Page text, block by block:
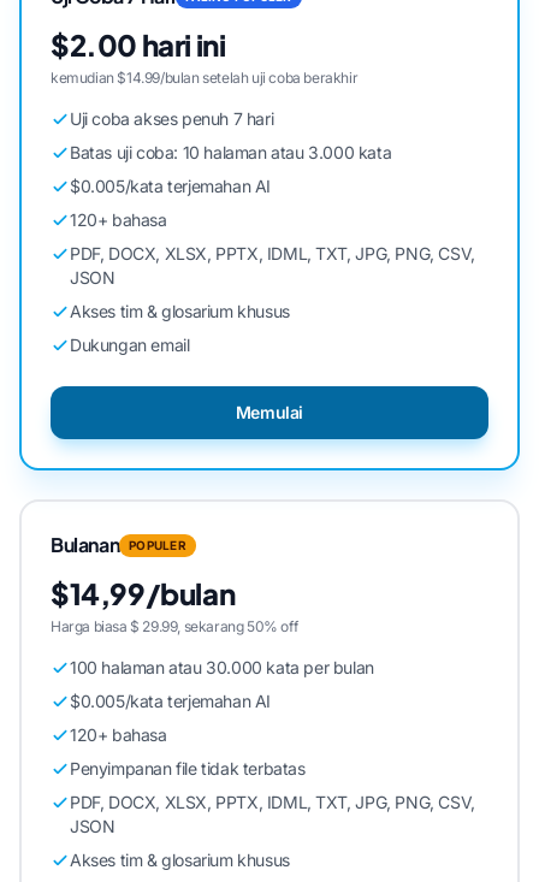
$2.00 hari ini
kemudian $14.99/bulan setelah uji coba berakhir
Uji coba akses penuh 7 hari
Batas uji coba: 10 halaman atau 3.000 kata
$0.005/kata terjemahan AI
120+ bahasa
PDF, DOCX, XLSX, PPTX, IDML, TXT, JPG, PNG, CSV,
JSON
Akses tim & glosarium khusus
Dukungan email
Memulai
Bulanan POPULER
$14,99/bulan
Harga biasa $ 29.99, sekarang 50% off
100 halaman atau 30.000 kata per bulan
$0.005/kata terjemahan AI
120+ bahasa
Penyimpanan file tidak terbatas
PDF, DOCX, XLSX, PPTX, IDML, TXT, JPG, PNG, CSV,
JSON
Akses tim & glosarium khusus